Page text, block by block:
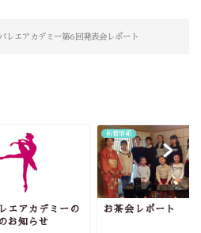
レエアカデミー第6回発表会レポート
エアカデミーの
お知らせ
新着情報
お茶会レポート